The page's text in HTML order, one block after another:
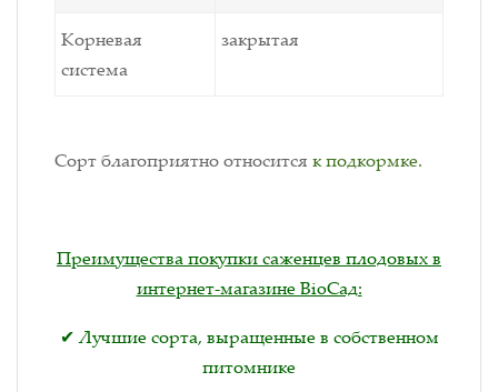
Корневая
система
закрытая
Сорт благоприятно относится к подкормке.
Преимущества покупки саженцев плодовых в
интернет-магазине BioСад:
✔ Лучшие сорта, выращенные в собственном
питомнике